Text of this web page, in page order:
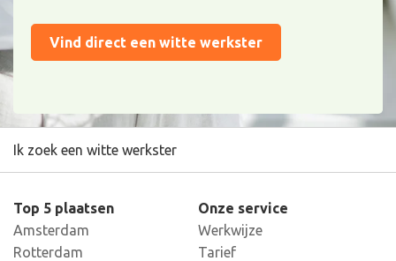
Vind direct een witte werkster
Ik zoek een witte werkster
Top 5 plaatsen
Amsterdam
Rotterdam
Onze service
Werkwijze
Tarief